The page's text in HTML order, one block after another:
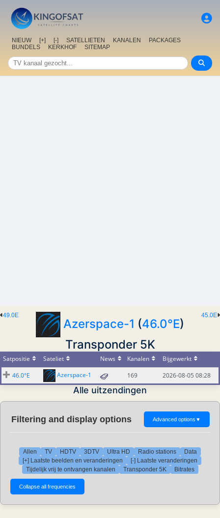
NIEUW [+] [-] SATELLIETEN KANALEN
PACKAGES
BUNDELS
KERKHOF SITEMAP
45.0E
49.0E
Azerspace-1 (46.0°E)
Transponder 5K
Satpositie Sateliet News Kanalen
Bijgewerkt
46.0°E
Azerspace-1 169 2026-08-05 08:28
Alle uitzendingen
Filtering and display options Advanced options ▼
Allen TV HDTV 3DTV Ultra HD Radio stations
Data
[+] Laatste beelden en veranderingen
[-] Laatste veranderingen
Tijdelijk vrij te ontvangen kanalen
Transponder 5K Bitrates